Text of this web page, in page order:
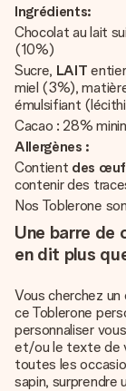
Ingrédients:
Chocolat au lait
(10%)
Sucre, LAIT
miel (3%),
émulsifiant
Cacao : 28%
Allergènes :
Contient des
contenir des
Nos Toblerone
Une barre de
en dit plus
Vous cherchez un
ce Toblerone
personnaliser
et/ou le texte de
toutes les
sapin, surprendre